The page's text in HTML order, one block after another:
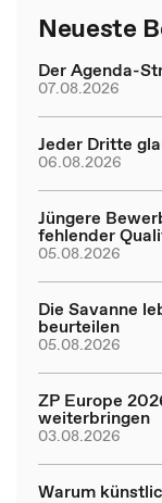
Neueste
Der Agenda-
07.08.2026
Jeder Dritte
06.08.2026
Jüngere
fehlender
05.08.2026
Die Savanne
beurteilen
05.08.2026
ZP Europe
weiterbringen
03.08.2026
Warum